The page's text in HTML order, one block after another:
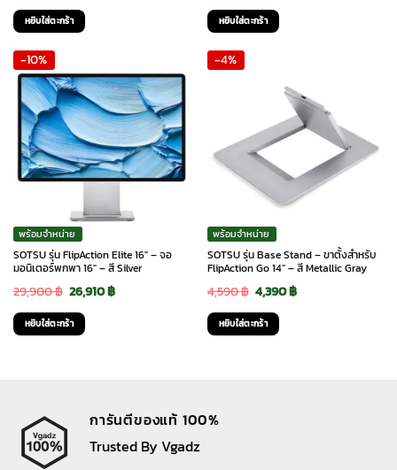
price
was:
หยิบใส่ตะกร้า
price
was:
หยิบใส่ตะกร้า
-10%
พร้อมจำหน่าย
SOTSU รุ่น FlipAction Elite 16″ – จอ
มอนิเตอร์พกพา 16″ – สี Silver
29,900฿ Original
price
was:
26,910฿Current
หยิบใส่ตะกร้า
-4%
พร้อมจำหน่าย
SOTSU รุ่น Base Stand – ขาตั้งสำหรับ
FlipAction Go 14” – สี Metallic Gray
4,590฿ Original
price
was:
4,390฿Current
หยิบใส่ตะกร้า
การันตีของแท้ 100%
Trusted By Vgadz